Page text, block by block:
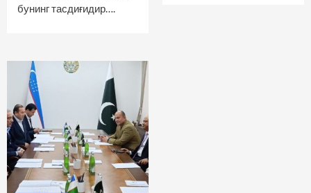
бунинг тасдиғидир….